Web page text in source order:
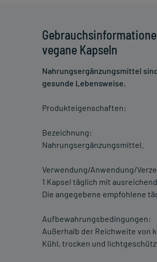
vegane Kapseln
Nahrungsergänzungsmittel
gesunde Lebensweise.
Produkteigenschaften:
Bezeichnung:
Nahrungsergänzungsmittel.
Verwendung/Anwendung/
1 Kapsel täglich mit
Die angegebene empfohlene
Aufbewahrungsbedingungen:
Außerhalb der Reichweite von
Kühl, trocken und